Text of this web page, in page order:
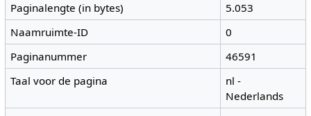
Paginalengte (in bytes)
5.053
Naamruimte-ID
0
Paginanummer
46591
Taal voor de pagina
nl -
Nederlands